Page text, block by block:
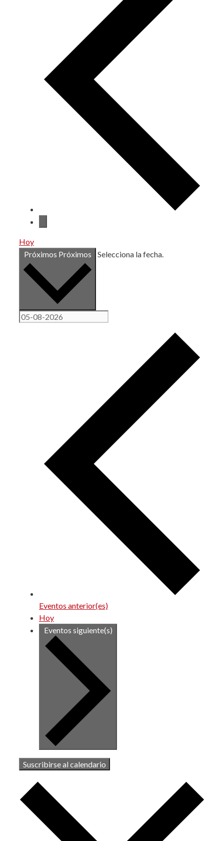
Hoy
Próximos Próximos Selecciona la fecha.
Eventos anterior(es)
Hoy
Eventos siguiente(s)
Suscribirse al calendario